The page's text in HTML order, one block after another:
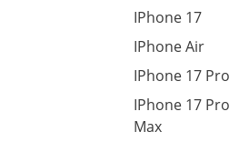
IPhone 17
IPhone Air
IPhone 17 Pro
IPhone 17 Pro
Max